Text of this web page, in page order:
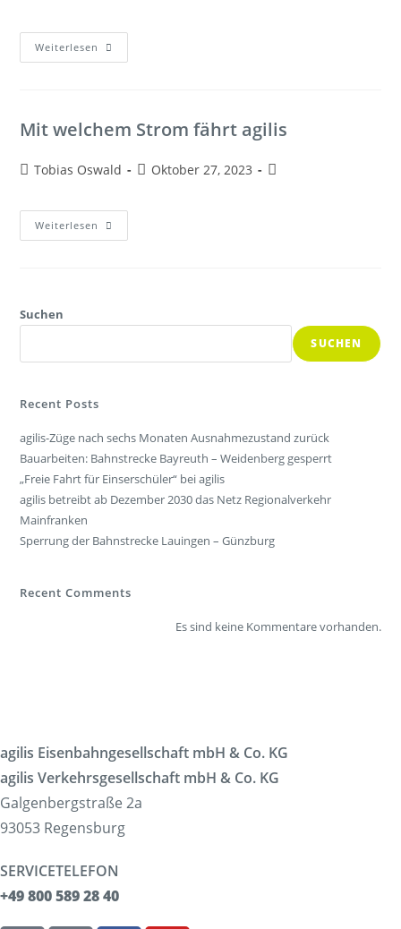
Weiterlesen
Mit welchem Strom fährt agilis
Tobias Oswald Oktober 27, 2023
Weiterlesen
Suchen
SUCHEN
Recent Posts
agilis-Züge nach sechs Monaten Ausnahmezustand zurück
Bauarbeiten: Bahnstrecke Bayreuth – Weidenberg gesperrt
„Freie Fahrt für Einserschüler“ bei agilis
agilis betreibt ab Dezember 2030 das Netz Regionalverkehr
Mainfranken
Sperrung der Bahnstrecke Lauingen – Günzburg
Recent Comments
Es sind keine Kommentare vorhanden.
agilis Eisenbahngesellschaft mbH & Co. KG
agilis Verkehrsgesellschaft mbH & Co. KG
Galgenbergstraße 2a
93053 Regensburg
SERVICETELEFON
+49 800 589 28 40